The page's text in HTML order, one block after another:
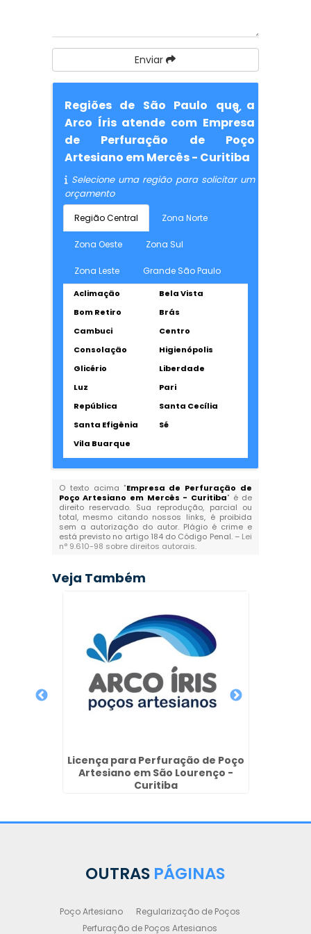
Enviar
Regiões de São Paulo que a
Arco Íris atende com Empresa
de Perfuração de Poço
Artesiano em Mercês - Curitiba
Selecione uma região para solicitar um
orçamento
Região Central Zona Norte
Zona Oeste Zona Sul
Zona Leste Grande São Paulo
Aclimação
Bela Vista
Bom Retiro
Brás
Cambuci
Centro
Consolação
Higienópolis
Glicério
Liberdade
Luz
Pari
República
Santa Cecília
Santa Efigênia
Sé
Vila Buarque
O texto acima "Empresa de Perfuração de
Poço Artesiano em Mercês - Curitiba" é de
direito reservado. Sua reprodução, parcial ou
total, mesmo citando nossos links, é proibida
sem a autorização do autor. Plágio é crime e
está previsto no artigo 184 do Código Penal. – Lei
n° 9.610-98 sobre direitos autorais.
Veja Também
Licença para Perfuração de Poço
Artesiano em São Lourenço -
Curitiba
OUTRAS PÁGINAS
Poço Artesiano
Regularização de Poços
Perfuração de Poços Artesianos